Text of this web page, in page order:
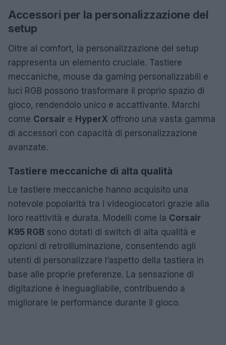
Accessori per la personalizzazione del
setup
Oltre al comfort, la personalizzazione del setup
rappresenta un elemento cruciale. Tastiere
meccaniche, mouse da gaming personalizzabili e
luci RGB possono trasformare il proprio spazio di
gioco, rendendolo unico e accattivante. Marchi
come Corsair e HyperX offrono una vasta gamma
di accessori con capacità di personalizzazione
avanzate.
Tastiere meccaniche di alta qualità
Le tastiere meccaniche hanno acquisito una
notevole popolarità tra i videogiocatori grazie alla
loro reattività e durata. Modelli come la Corsair
K95 RGB sono dotati di switch di alta qualità e
opzioni di retroilluminazione, consentendo agli
utenti di personalizzare l’aspetto della tastiera in
base alle proprie preferenze. La sensazione di
digitazione è ineguagliabile, contribuendo a
migliorare le performance durante il gioco.